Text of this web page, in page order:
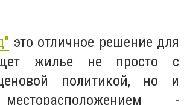
это отличное решение для
жилье не просто с
политикой, но и
-